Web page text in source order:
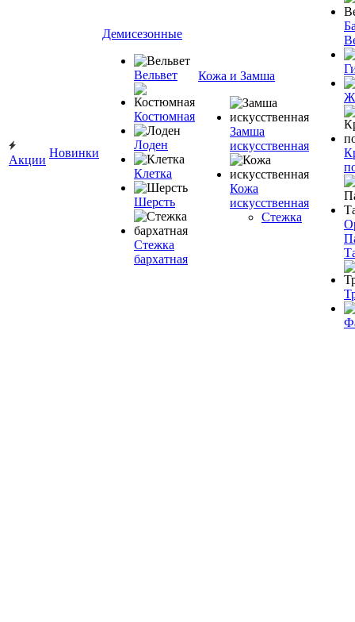
Акции
Новинки
Демисезонные
Вельвет
Костюмная
Лоден
Клетка
Шерсть
Стежка
бархатная
Кожа и Замша
Замша
искусственная
Кожа
искусственная
Стежка